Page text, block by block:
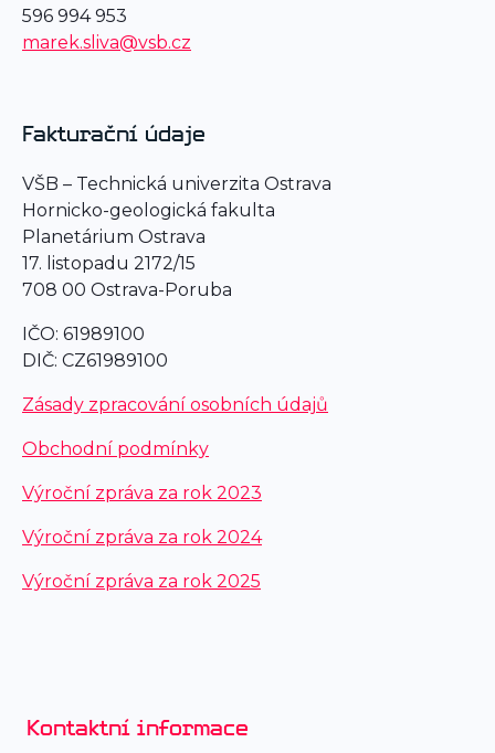
596 994 953
marek.sliva@vsb.cz
Fakturační údaje
VŠB – Technická univerzita Ostrava
Hornicko-geologická fakulta
Planetárium Ostrava
17. listopadu 2172/15
708 00 Ostrava-Poruba
IČO: 61989100
DIČ: CZ61989100
Zásady zpracování osobních údajů
Obchodní podmínky
Výroční zpráva za rok 2023
Výroční zpráva za rok 2024
Výroční zpráva za rok 2025
Kontaktní informace